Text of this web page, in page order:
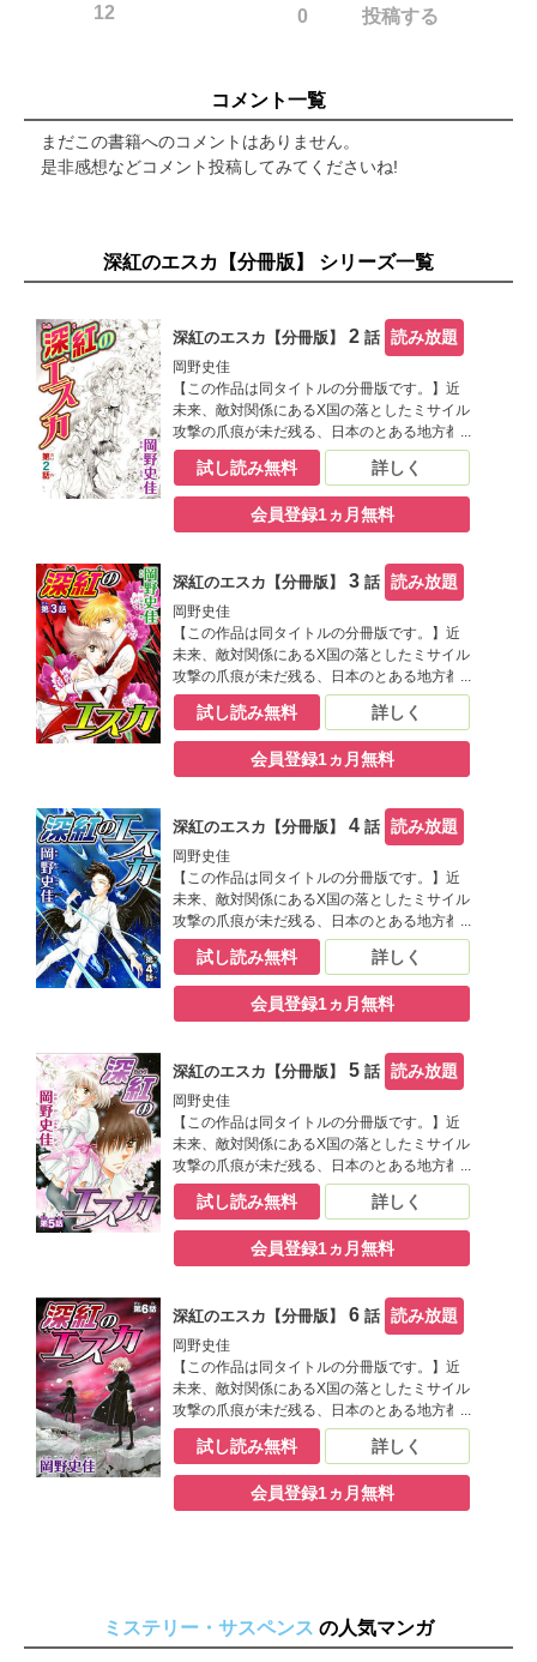
12 0 投稿する
コメント一覧
まだこの書籍へのコメントはありません。
是非感想などコメント投稿してみてくださいね!
深紅のエスカ【分冊版】 シリーズ一覧
深紅のエスカ【分冊版】2話 読み放題
岡野史佳
【この作品は同タイトルの分冊版です。】近
未来、敵対関係にあるX国の落としたミサイル
攻撃の爪痕が未だ残る、日本のとある地方都
市。生まれつき心臓が弱い代わりに透視と予
知の能力を持つ岸原瞳子は、肉体的ハンデを
抱えながらも特殊能力を持つ子供を集めた晴
名学園のE班に所属している。瞳子は自分の能
も、同じ様に特殊能力を持った仲間達――明
るく聡明な幼馴染み・日枝瑞貴や繊細で心優
しい美少年・桂木律、E班の担任・光浦景介に
支えられながら、学園生活を送っていた。し
かし、1年前に死んだクラスメート・杏奈の死
因に疑問を持ったことがきっかけで、ひと
き……。次に狙われるのは私？ 事件の真相
は、真犯人は？ 疑似餌を撒くように周到に
張り巡らされた、瞳子を取り巻く恐ろしい陰
謀とは――。岡野史佳が透明な筆致で描く、
試し読み無料 詳しく
会員登録1ヵ月無料
深紅のエスカ【分冊版】3話 読み放題
岡野史佳
【この作品は同タイトルの分冊版です。】近
未来、敵対関係にあるX国の落としたミサイル
攻撃の爪痕が未だ残る、日本のとある地方都
市。生まれつき心臓が弱い代わりに透視と予
知の能力を持つ岸原瞳子は、肉体的ハンデを
抱えながらも特殊能力を持つ子供を集めた晴
名学園のE班に所属している。瞳子は自分の能
も、同じ様に特殊能力を持った仲間達――明
るく聡明な幼馴染み・日枝瑞貴や繊細で心優
しい美少年・桂木律、E班の担任・光浦景介に
支えられながら、学園生活を送っていた。し
かし、1年前に死んだクラスメート・杏奈の死
因に疑問を持ったことがきっかけで、ひと
き……。次に狙われるのは私？ 事件の真相
は、真犯人は？ 疑似餌を撒くように周到に
張り巡らされた、瞳子を取り巻く恐ろしい陰
謀とは――。岡野史佳が透明な筆致で描く、
試し読み無料 詳しく
会員登録1ヵ月無料
深紅のエスカ【分冊版】4話 読み放題
岡野史佳
【この作品は同タイトルの分冊版です。】近
未来、敵対関係にあるX国の落としたミサイル
攻撃の爪痕が未だ残る、日本のとある地方都
市。生まれつき心臓が弱い代わりに透視と予
知の能力を持つ岸原瞳子は、肉体的ハンデを
抱えながらも特殊能力を持つ子供を集めた晴
名学園のE班に所属している。瞳子は自分の能
も、同じ様に特殊能力を持った仲間達――明
るく聡明な幼馴染み・日枝瑞貴や繊細で心優
しい美少年・桂木律、E班の担任・光浦景介に
支えられながら、学園生活を送っていた。し
かし、1年前に死んだクラスメート・杏奈の死
因に疑問を持ったことがきっかけで、ひと
き……。次に狙われるのは私？ 事件の真相
は、真犯人は？ 疑似餌を撒くように周到に
張り巡らされた、瞳子を取り巻く恐ろしい陰
謀とは――。岡野史佳が透明な筆致で描く、
試し読み無料 詳しく
会員登録1ヵ月無料
深紅のエスカ【分冊版】5話 読み放題
岡野史佳
【この作品は同タイトルの分冊版です。】近
未来、敵対関係にあるX国の落としたミサイル
攻撃の爪痕が未だ残る、日本のとある地方都
市。生まれつき心臓が弱い代わりに透視と予
知の能力を持つ岸原瞳子は、肉体的ハンデを
抱えながらも特殊能力を持つ子供を集めた晴
名学園のE班に所属している。瞳子は自分の能
も、同じ様に特殊能力を持った仲間達――明
るく聡明な幼馴染み・日枝瑞貴や繊細で心優
しい美少年・桂木律、E班の担任・光浦景介に
支えられながら、学園生活を送っていた。し
かし、1年前に死んだクラスメート・杏奈の死
因に疑問を持ったことがきっかけで、ひと
き……。次に狙われるのは私？ 事件の真相
は、真犯人は？ 疑似餌を撒くように周到に
張り巡らされた、瞳子を取り巻く恐ろしい陰
謀とは――。岡野史佳が透明な筆致で描く、
試し読み無料 詳しく
会員登録1ヵ月無料
深紅のエスカ【分冊版】6話 読み放題
岡野史佳
【この作品は同タイトルの分冊版です。】近
未来、敵対関係にあるX国の落としたミサイル
攻撃の爪痕が未だ残る、日本のとある地方都
市。生まれつき心臓が弱い代わりに透視と予
知の能力を持つ岸原瞳子は、肉体的ハンデを
抱えながらも特殊能力を持つ子供を集めた晴
名学園のE班に所属している。瞳子は自分の能
かし、1年前に死んだクラスメート・杏奈の死
因に疑問を持ったことがきっかけで、ひと
試し読み無料 詳しく
会員登録1ヵ月無料
ミステリー・サスペンス の人気マンガ